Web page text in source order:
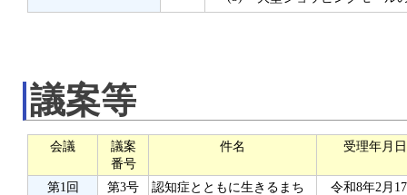
議案等
会議
議案
番号
件名 受理年月日
第1回
第3号
認知症とともに生きるまち
令和8年2月